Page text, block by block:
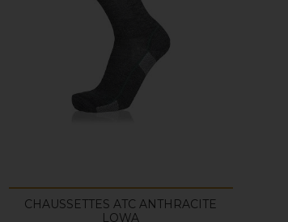
CHAUSSETTES ATC ANTHRACITE
LOWA